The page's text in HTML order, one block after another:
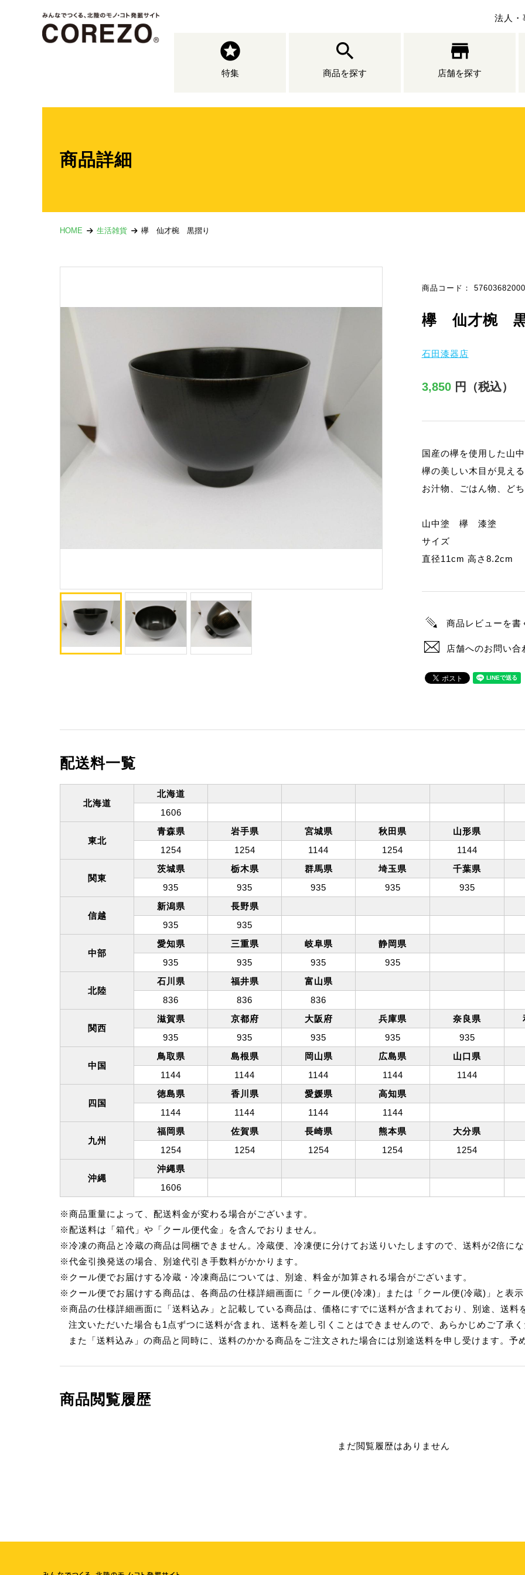
法人・
特集 商品を探す 店舗を探す
商品詳細
HOME 生活雑貨 欅 仙才椀 黒摺り
商品コード：
欅 仙才椀
石田漆器店
3,850 円（税込）
国産の欅を使用した山
欅の美しい木目が見え
お汁物、ごはん物、ど
山中塗 欅 漆塗
サイズ
直径11cm 高さ8.2cm
商品レビューを書
店舗へのお問い合
配送料一覧
北海道
北海道
1606
東北
青森県 岩手県 宮城県 秋田県
山形県
1254
1254 1144 1254 1144
関東
茨城県 栃木県 群馬県 埼玉県
千葉県
935
935 935 935 935
信越
新潟県
長野県
935
935
中部
愛知県 三重県 岐阜県
静岡県
935
935 935 935
北陸
石川県 福井県
富山県
836
836 836
関西
滋賀県 京都府 大阪府 兵庫県 奈良県
935
935 935 935 935
中国
鳥取県 島根県 岡山県 広島県
山口県
1144
1144 1144 1144 1144
四国
徳島県 香川県 愛媛県
高知県
1144
1144 1144 1144
九州
福岡県 佐賀県 長崎県 熊本県
大分県
1254
1254 1254 1254 1254
沖縄
沖縄県
1606
※商品重量によって、配送料金が変わる場合がございます。
※配送料は「箱代」や「クール便代金」を含んでおりません。
※冷凍の商品と冷蔵の商品は同梱できません。冷蔵便、冷凍便に分けてお送りいたしますので、送料が2倍に
※代金引換発送の場合、別途代引き手数料がかかります。
※クール便でお届けする冷蔵・冷凍商品については、別途、料金が加算される場合がございます。
※クール便でお届けする商品は、各商品の仕様詳細画面に「クール便(冷凍)」または「クール便(冷蔵)」と表
※商品の仕様詳細画面に「送料込み」と記載している商品は、価格にすでに送料が含まれており、別途、送料
注文いただいた場合も1点ずつに送料が含まれ、送料を差し引くことはできませんので、あらかじめご了承
また「送料込み」の商品と同時に、送料のかかる商品をご注文された場合には別途送料を申し受けます。予
商品閲覧履歴
まだ閲覧履歴はありません